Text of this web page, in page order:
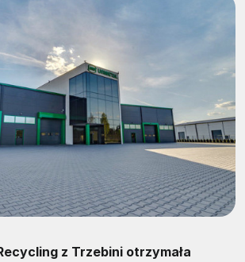
z Trzebini otrzymała